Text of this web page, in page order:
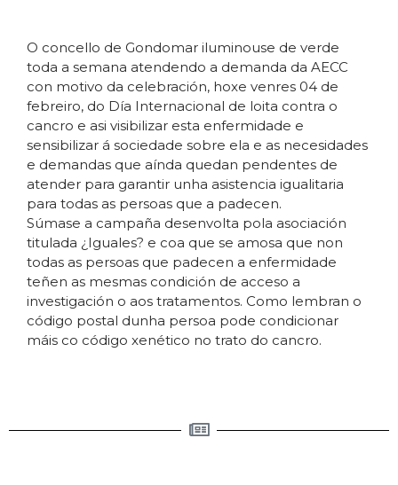
O concello de Gondomar iluminouse de verde
toda a semana atendendo a demanda da AECC
con motivo da celebración, hoxe venres 04 de
febreiro, do Día Internacional de loita contra o
cancro e asi visibilizar esta enfermidade e
sensibilizar á sociedade sobre ela e as necesidades
e demandas que aínda quedan pendentes de
atender para garantir unha asistencia igualitaria
para todas as persoas que a padecen.
Súmase a campaña desenvolta pola asociación
titulada ¿Iguales? e coa que se amosa que non
todas as persoas que padecen a enfermidade
teñen as mesmas condición de acceso a
investigación o aos tratamentos. Como lembran o
código postal dunha persoa pode condicionar
máis co código xenético no trato do cancro.